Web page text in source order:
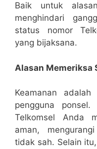
Baik untuk
menghindari
status nomor
yang bijaksana.
Alasan Memeriksa
Keamanan
pengguna
Telkomsel Anda
aman,
tidak sah. Selain